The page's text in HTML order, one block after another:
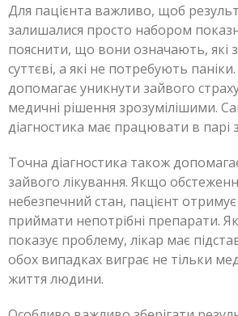
Для пацієнта важливо, щоб
залишалися просто набором
пояснити, що вони означають, які
суттєві, а які не потребують
допомагає уникнути зайвого
медичні рішення зрозумілішими.
діагностика має працювати в парі
Точна діагностика також
зайвого лікування. Якщо
небезпечний стан, пацієнт
приймати непотрібні препарати.
показує проблему, лікар має
обох випадках виграє не тільки
життя людини.